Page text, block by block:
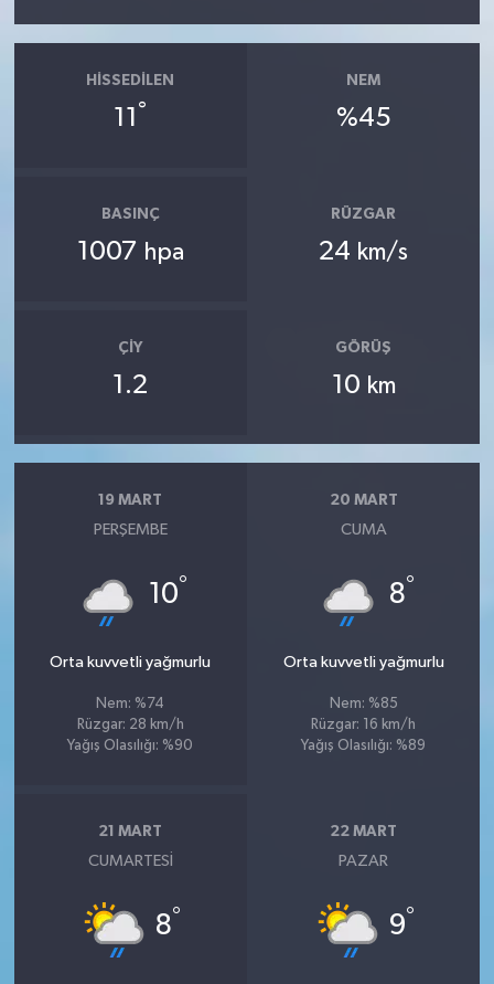
HISSEDILEN
11 °
NEM
%45
BASINÇ
1007 hpa
RÜZGAR
24 km/s
ÇIY
1.2
GÖRÜŞ
10 km
19 MART
PERŞEMBE
10°
Orta kuvvetli yağmurlu
Nem: %74
Rüzgar: 28 km/h
Yağış Olasılığı: %90
20 MART
CUMA
8°
Orta kuvvetli yağmurlu
Nem: %85
Rüzgar: 16 km/h
Yağış Olasılığı: %89
21 MART
CUMARTESI
8°
22 MART
PAZAR
9°